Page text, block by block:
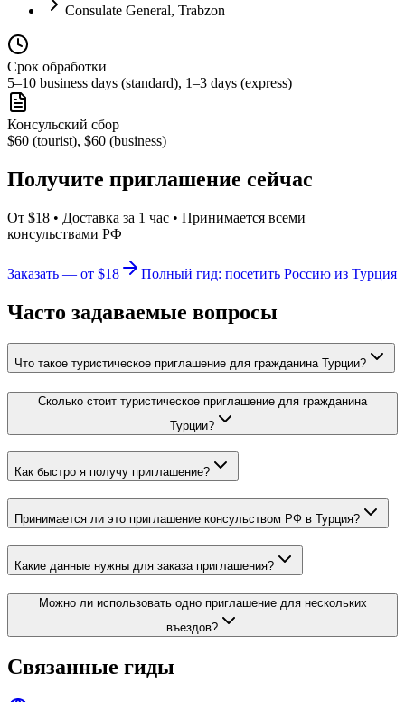
Consulate General, Trabzon
Срок обработки
5–10 business days (standard), 1–3 days (express)
Консульский сбор
$60 (tourist), $60 (business)
Получите приглашение сейчас
От $18 • Доставка за 1 час • Принимается всеми
консульствами РФ
Заказать — от $18 Полный гид: посетить Россию из Турция
Часто задаваемые вопросы
Что такое туристическое приглашение для гражданина Турции?
Сколько стоит туристическое приглашение для гражданина
Турции?
Как быстро я получу приглашение?
Принимается ли это приглашение консульством РФ в Турция?
Какие данные нужны для заказа приглашения?
Можно ли использовать одно приглашение для нескольких
въездов?
Связанные гиды